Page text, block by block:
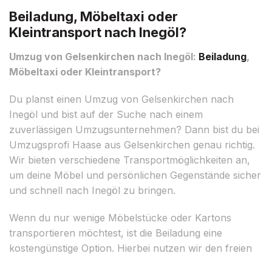
Beiladung, Möbeltaxi oder
Kleintransport nach Inegöl?
Umzug von Gelsenkirchen nach Inegöl: Beiladung,
Möbeltaxi oder Kleintransport?
Du planst einen Umzug von Gelsenkirchen nach
Inegöl und bist auf der Suche nach einem
zuverlässigen Umzugsunternehmen? Dann bist du bei
Umzugsprofi Haase aus Gelsenkirchen genau richtig.
Wir bieten verschiedene Transportmöglichkeiten an,
um deine Möbel und persönlichen Gegenstände sicher
und schnell nach Inegöl zu bringen.
Wenn du nur wenige Möbelstücke oder Kartons
transportieren möchtest, ist die Beiladung eine
kostengünstige Option. Hierbei nutzen wir den freien